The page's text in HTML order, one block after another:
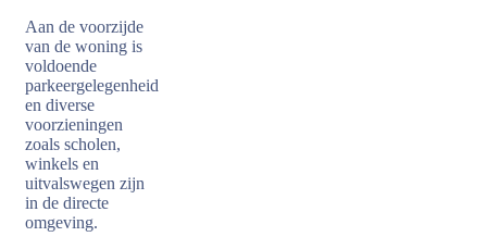
Aan de voorzijde
van de woning is
voldoende
parkeergelegenheid
en diverse
voorzieningen
zoals scholen,
winkels en
uitvalswegen zijn
in de directe
omgeving.